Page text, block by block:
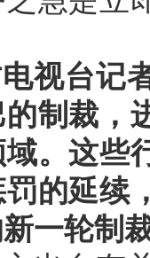
视台记
制裁，
。这些
的延续
一轮制